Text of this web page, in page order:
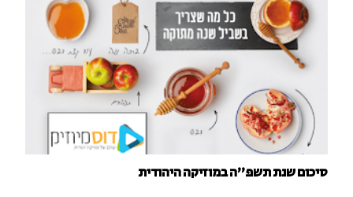
סיכום שנת תשפ"ה במוזיקה היהודית